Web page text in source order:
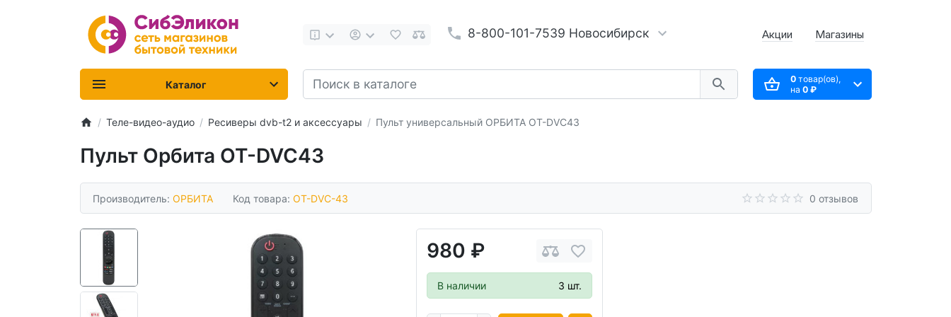
8-800-101-7539 Новосибирск Акции Магазины
0товар(ов),
на 0 ₽
Каталог
Теле-видео-аудио Ресиверы dvb-t2 и аксессуары Пульт универсальный ОРБИТА OT-DVC43
Пульт Орбита OT-DVC43
Производитель: ОРБИТА Код товара: OT-DVC-43 0 отзывов
980 ₽
В наличии 3 шт.